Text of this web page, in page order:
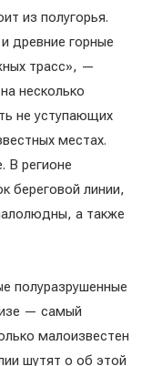
из полугорья.
древние горные
трасс», —
несколько
не уступающих
местах.
В регионе
береговой линии,
а также
полуразрушенные
— самый
малоизвестен
шутят о об этой